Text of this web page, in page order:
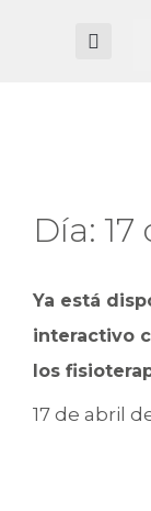
Día:17
Ya está
interactivo
los
17 de abril